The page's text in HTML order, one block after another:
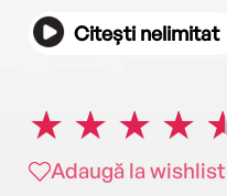
Citești nelimitat
Adaugă la wishlist